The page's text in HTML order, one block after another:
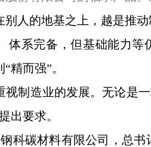
人的地基之上，越是推
体系完备，但基础能力
精而强”。
视制造业的发展。无论是
出要求。
科碳材料有限公司，总